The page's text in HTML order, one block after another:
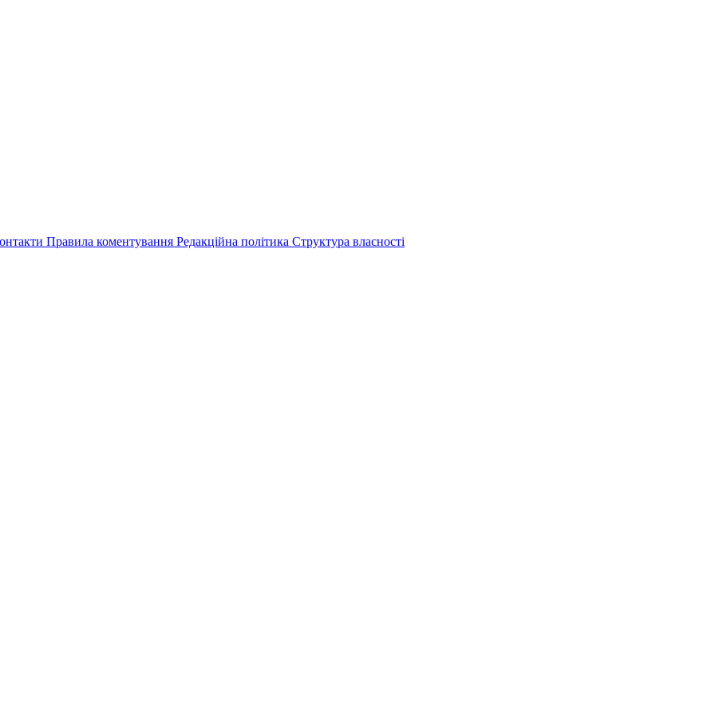
Правила коментування Редакційна політика Структура власності